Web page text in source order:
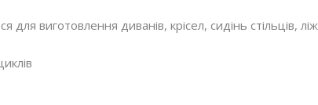
виготовлення диванів, крісел, сидінь стільців,